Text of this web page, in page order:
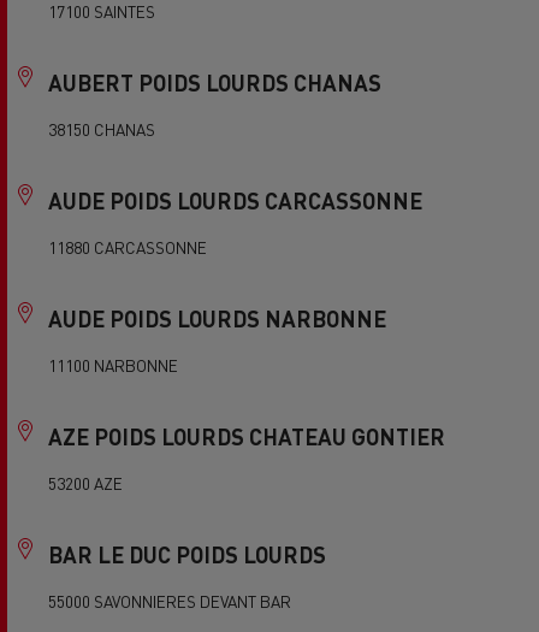
17100 SAINTES
AUBERT POIDS LOURDS CHANAS
38150 CHANAS
AUDE POIDS LOURDS CARCASSONNE
11880 CARCASSONNE
AUDE POIDS LOURDS NARBONNE
11100 NARBONNE
AZE POIDS LOURDS CHATEAU GONTIER
53200 AZE
BAR LE DUC POIDS LOURDS
55000 SAVONNIERES DEVANT BAR